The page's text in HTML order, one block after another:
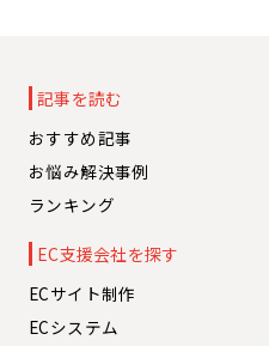
記事を読む
おすすめ記事
お悩み解決事例
ランキング
EC支援会社を探す
ECサイト制作
ECシステム